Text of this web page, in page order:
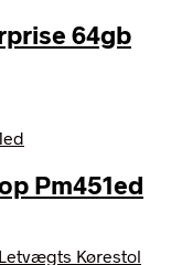
64gb
Pm451ed